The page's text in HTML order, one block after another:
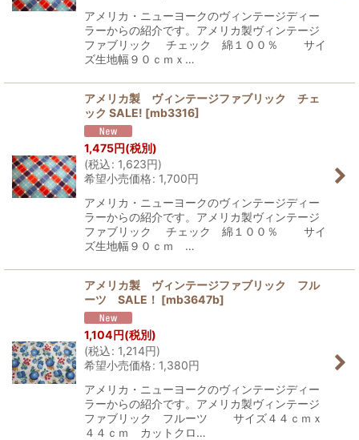
アメリカ・ニューヨークのヴィンテージディー
ラーからの紹介です。アメリカ製ヴィンテージ
ファブリック チェック 綿１００％ サイ
ズ生地幅９０ｃｍｘ…
アメリカ製 ヴィンテージファブリック チェ
ック SALE! [mb3316]
1,475円(税別)
(税込: 1,623円)
希望小売価格: 1,700円
アメリカ・ニューヨークのヴィンテージディー
ラーからの紹介です。アメリカ製ヴィンテージ
ファブリック チェック 綿１００％ サイ
ズ生地幅９０ｃｍ …
アメリカ製 ヴィンテージファブリック フル
ーツ SALE！ [mb3647b]
1,104円(税別)
(税込: 1,214円)
希望小売価格: 1,380円
アメリカ・ニューヨークのヴィンテージディー
ラーからの紹介です。アメリカ製ヴィンテージ
ファブリック フルーツ サイズ４４ｃｍｘ
４４ｃｍ カットクロ…